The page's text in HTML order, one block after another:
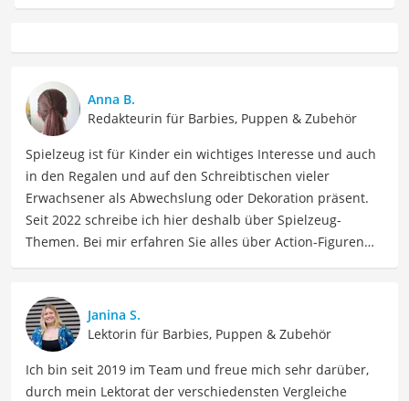
Anna B.
Redakteurin für Barbies, Puppen & Zubehör
Spielzeug ist für Kinder ein wichtiges Interesse und auch
in den Regalen und auf den Schreibtischen vieler
Erwachsener als Abwechslung oder Dekoration präsent.
Seit 2022 schreibe ich hier deshalb über Spielzeug-
Themen. Bei mir erfahren Sie alles über Action-Figuren
gerne mein Fachwissen und meine Begeisterung für
Spielzeuge aller Art mit Ihnen. Meine Beiträge umfassen
Produktbewertungen, Vergleiche, Trends und
Empfehlungen, um Lesern dabei zu helfen, die besten
Spielzeuge für ihre Kinder oder für sich selbst zu finden.
Janina S.
Lektorin für Barbies, Puppen & Zubehör
Ich bin seit 2019 im Team und freue mich sehr darüber,
durch mein Lektorat der verschiedensten Vergleiche